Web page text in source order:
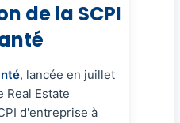
de la SCPI
, lancée en juillet
Real Estate
d'entreprise à